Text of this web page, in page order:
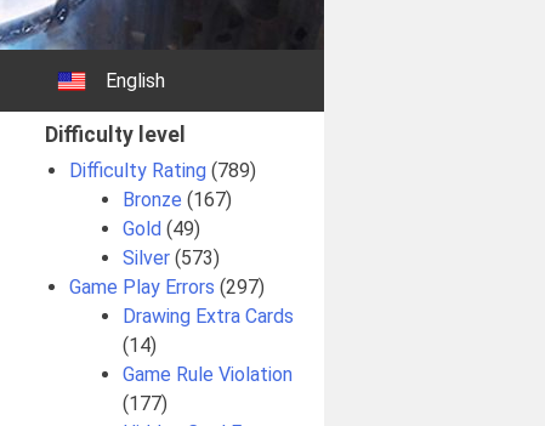
English
Difficulty level
Difficulty Rating (789)
Bronze (167)
Gold (49)
Silver (573)
Game Play Errors (297)
Drawing Extra Cards
(14)
Game Rule Violation
(177)